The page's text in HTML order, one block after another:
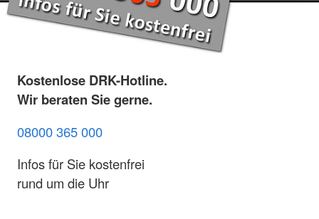
Kostenlose DRK-Hotline.
Wir beraten Sie gerne.
08000 365 000
Infos für Sie kostenfrei
rund um die Uhr